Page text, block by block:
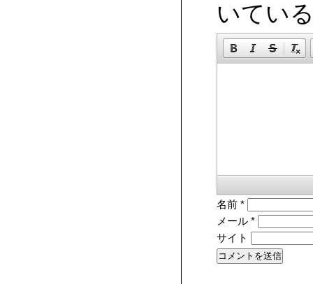
いてい
名前 *
メール *
サイト